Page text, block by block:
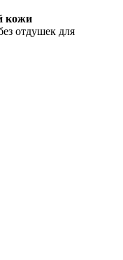
кожи
отдушек для